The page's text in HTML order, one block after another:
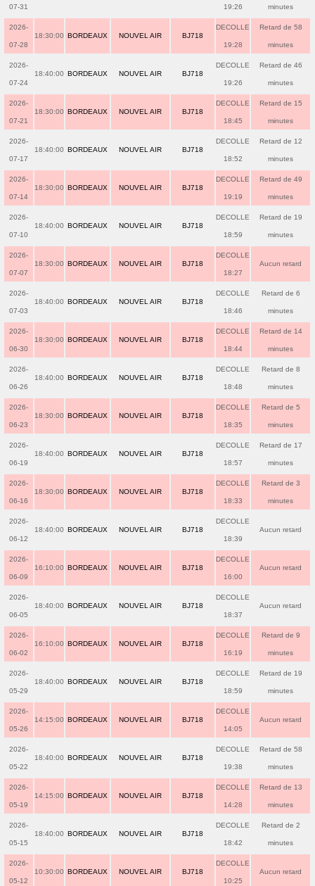
07-31 19:26 minutes
2026-
07-28
18:30:00 BORDEAUX NOUVEL AIR BJ718
DECOLLE
19:28
Retard de 58
minutes
2026-
07-24
18:40:00 BORDEAUX NOUVEL AIR BJ718
DECOLLE
19:26
Retard de 46
minutes
2026-
07-21
18:30:00 BORDEAUX NOUVEL AIR BJ718
DECOLLE
18:45
Retard de 15
minutes
2026-
07-17
18:40:00 BORDEAUX NOUVEL AIR BJ718
DECOLLE
18:52
Retard de 12
minutes
2026-
07-14
18:30:00 BORDEAUX NOUVEL AIR BJ718
DECOLLE
19:19
Retard de 49
minutes
2026-
07-10
18:40:00 BORDEAUX NOUVEL AIR BJ718
DECOLLE
18:59
Retard de 19
minutes
2026-
07-07
18:30:00 BORDEAUX NOUVEL AIR BJ718
DECOLLE
18:27
Aucun retard
2026-
07-03
18:40:00 BORDEAUX NOUVEL AIR BJ718
DECOLLE
18:46
Retard de 6
minutes
2026-
06-30
18:30:00 BORDEAUX NOUVEL AIR BJ718
DECOLLE
18:44
Retard de 14
minutes
2026-
06-26
18:40:00 BORDEAUX NOUVEL AIR BJ718
DECOLLE
18:48
Retard de 8
minutes
2026-
06-23
18:30:00 BORDEAUX NOUVEL AIR BJ718
DECOLLE
18:35
Retard de 5
minutes
2026-
06-19
18:40:00 BORDEAUX NOUVEL AIR BJ718
DECOLLE
18:57
Retard de 17
minutes
2026-
06-16
18:30:00 BORDEAUX NOUVEL AIR BJ718
DECOLLE
18:33
Retard de 3
minutes
2026-
06-12
18:40:00 BORDEAUX NOUVEL AIR BJ718
DECOLLE
18:39
Aucun retard
2026-
06-09
16:10:00 BORDEAUX NOUVEL AIR BJ718
DECOLLE
16:00
Aucun retard
2026-
06-05
18:40:00 BORDEAUX NOUVEL AIR BJ718
DECOLLE
18:37
Aucun retard
2026-
06-02
16:10:00 BORDEAUX NOUVEL AIR BJ718
DECOLLE
16:19
Retard de 9
minutes
2026-
05-29
18:40:00 BORDEAUX NOUVEL AIR BJ718
DECOLLE
18:59
Retard de 19
minutes
2026-
05-26
14:15:00 BORDEAUX NOUVEL AIR BJ718
DECOLLE
14:05
Aucun retard
2026-
05-22
18:40:00 BORDEAUX NOUVEL AIR BJ718
DECOLLE
19:38
Retard de 58
minutes
2026-
05-19
14:15:00 BORDEAUX NOUVEL AIR BJ718
DECOLLE
14:28
Retard de 13
minutes
2026-
05-15
18:40:00 BORDEAUX NOUVEL AIR BJ718
DECOLLE
18:42
Retard de 2
minutes
2026-
05-12
10:30:00 BORDEAUX NOUVEL AIR BJ718
DECOLLE
10:25
Aucun retard